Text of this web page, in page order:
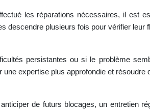
les réparations nécessaires, il est
descendre plusieurs fois pour vérifier leur
persistantes ou si le problème
une expertise plus approfondie et
de futurs blocages, un entretien